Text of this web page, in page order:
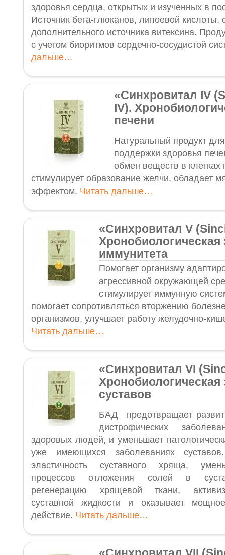
здоровья сердца, открытых и изученных в
Источник бета-глюканов, липоевой кислоты,
дополнительного источника витексина.
с учетом биоритмов сердечно-сосудистой
дальше…
«Синхровитал IV
IV).
печени
Натуральный продукт
поддержки здоровья
обмен веществ в клетках
стимулирует образование желчи, обладает
эффектом. Читать дальше…
«Синхровитал V
Хронобиологическая
иммунитета
Помогает организму
агрессивной окружающей
стимулирует иммунную
помогает сопротивляться вторжению
организмов, улучшает работу желудочно-
Читать дальше…
«Синхровитал VI
Хронобиологическая
суставов
БАД предотвращает
дистрофических
здоровых людей, и уменьшает
уже имеющихся заболеваниях
эластичность суставного хряща,
процессов отложения солей в
регенерацию хрящевой ткани,
суставной жидкости и оказывает мощное
действие. Читать дальше…